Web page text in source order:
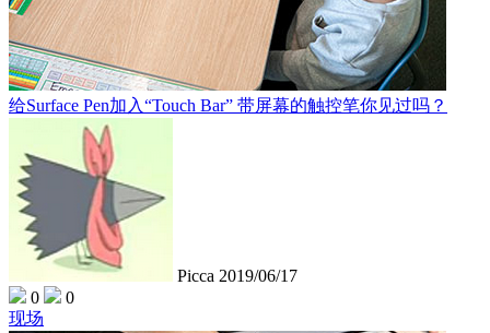
给Surface Pen加入“Touch Bar” 带屏幕的触控笔你见过吗？
Picca 2019/06/17
0
0
现场